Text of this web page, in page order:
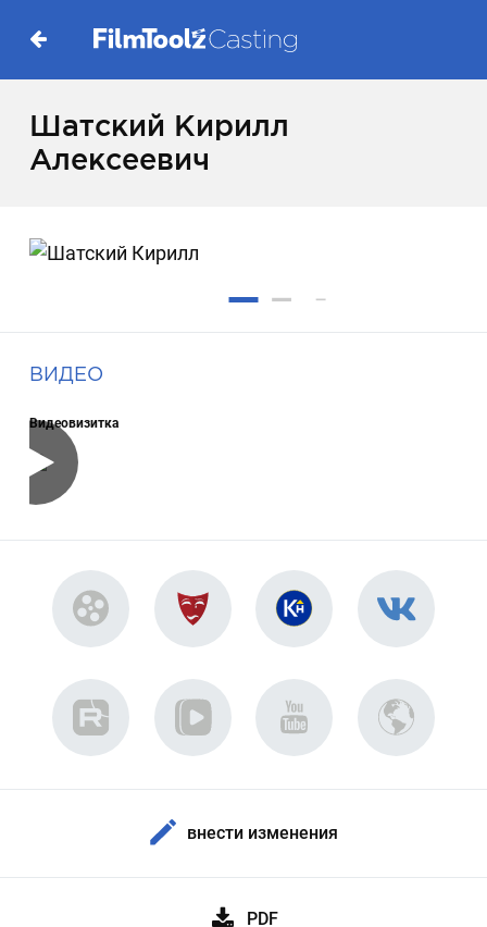
Шатский Кирилл
Алексеевич
ВИДЕО
Видеовизитка
внести изменения
PDF